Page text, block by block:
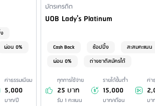
ผ่อน 0%
ค่าธรรมเนียม
5,000
บาท/ปี
Financial Product Type
บัตรเครดิต
Credit Card Name
UOB Lady's Platinum
Cash Back ช้อปปิ้ง
สะสมคะแนน
ผ่อน 0%
ต่างชาติสมัครได้
ทุกการใช้จ่าย
25 บาท
รับ 1 คะแนน
รายได้ขั้นต่ำ
15,000
บาท/เดือน
ค่า
บา